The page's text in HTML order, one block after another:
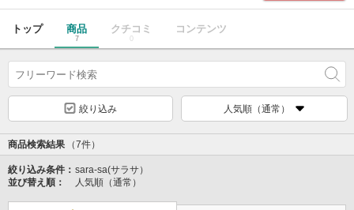
トップ 商品
7
クチコミ
0
コンテンツ
絞り込み 人気順（通常）
商品検索結果 （7件）
絞り込み条件： sara-sa(サラサ）
並び替え順：
人気順（通常）